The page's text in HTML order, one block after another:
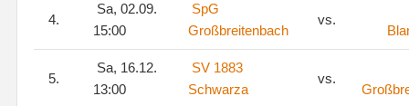
4.
Sa, 02.09.
15:00
SpG
Großbreitenbach
vs.
5.
Sa, 16.12.
13:00
SV 1883
Schwarza
vs.